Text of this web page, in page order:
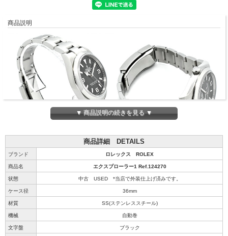
商品説明
▼ 商品説明の続きを見る ▼
商品詳細 DETAILS
ブランド ロレックス ROLEX
商品名 エクスプローラー1 Ref.124270
状態 中古 USED *当店で外装仕上げ済みです。
ケース径 36mm
材質 SS(ステンレススチール)
機械 自動巻
文字盤 ブラック